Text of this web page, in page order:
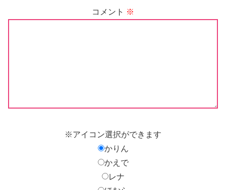
コメント ※
※アイコン選択ができます
かりん
かえで
レナ